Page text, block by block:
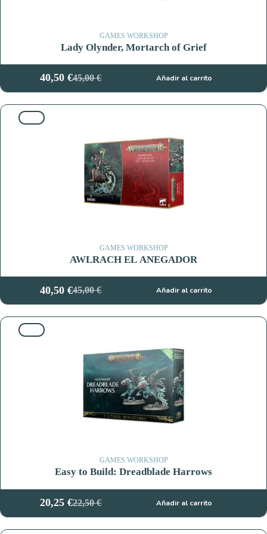
GAMES WORKSHOP
Lady Olynder, Mortarch of Grief
45,00€
El
precio
original
40,50€El
precio
actual
Añadir al carrito
GAMES WORKSHOP
AWLRACH EL ANEGADOR
45,00€
El
precio
original
40,50€El
precio
actual
Añadir al carrito
GAMES WORKSHOP
Easy to Build: Dreadblade Harrows
22,50€
El
precio
20,25€El
precio
Añadir al carrito